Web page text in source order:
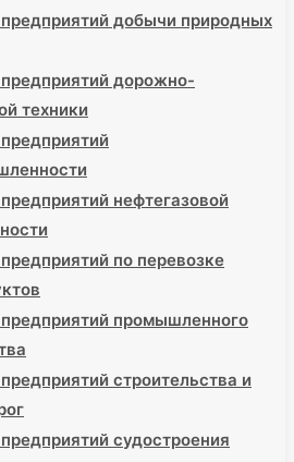
добычи природных
дорожно-
техники
нефтегазовой
по перевозке
промышленного
строительства и
судостроения